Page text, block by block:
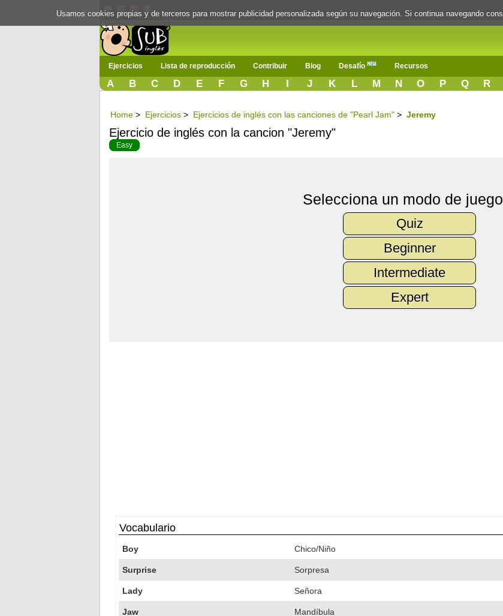
Ejercicios Lista de reproducción Contribuir Blog Desafío Recursos
A B C D E F G H I J K L M N O P Q R
Home > Ejercicios > Ejercicios de inglés con las canciones de "Pearl Jam" > Jeremy
Ejercicio de inglés con la cancion "Jeremy"
Easy
Selecciona un modo de juego
Quiz
Beginner
Intermediate
Expert
Vocabulario
Boy Chico/Niño
Surprise Sorpresa
Lady Señora
Jaw Mandíbula
Usamos cookies propias y de terceros para mostrar publicidad personalizada según su navegación. Si continua navegando